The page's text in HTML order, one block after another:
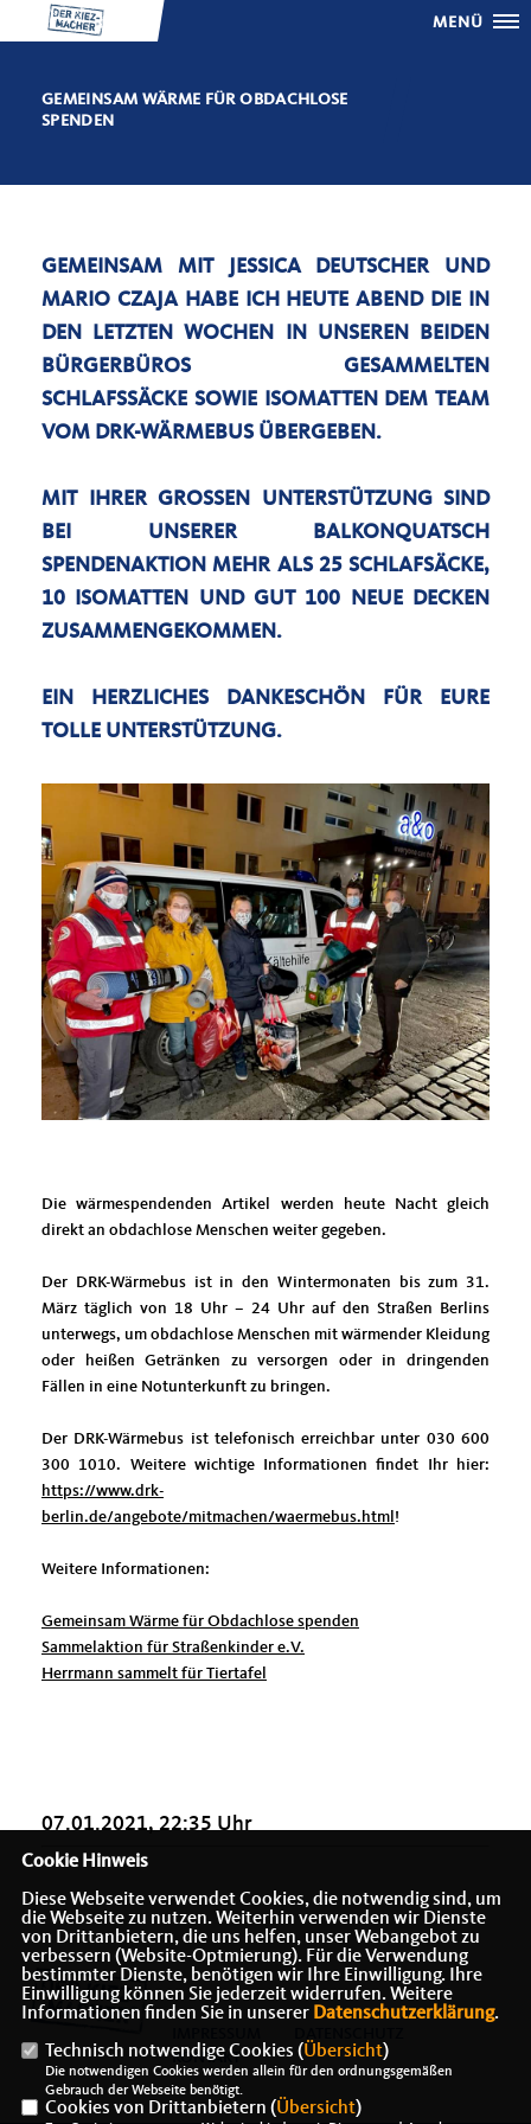
MENÜ
GEMEINSAM WÄRME FÜR OBDACHLOSE
SPENDEN
GEMEINSAM MIT JESSICA DEUTSCHER UND
MARIO CZAJA HABE ICH HEUTE ABEND DIE IN
DEN LETZTEN WOCHEN IN UNSEREN BEIDEN
BÜRGERBÜROS GESAMMELTEN
SCHLAFSSÄCKE SOWIE ISOMATTEN DEM TEAM
VOM DRK-WÄRMEBUS ÜBERGEBEN.
MIT IHRER GROSSEN UNTERSTÜTZUNG SIND B
EI UNSERER BALKONQUATSCH S
PENDENAKTION MEHR ALS 25 SCHLAFSÄCKE, 1
0 ISOMATTEN UND GUT 100 NEUE DECKEN Z
USAMMENGEKOMMEN.
EIN HERZLICHES DANKESCHÖN FÜR EURE
TOLLE UNTERSTÜTZUNG.
Die wärmespendenden Artikel werden heute Nacht gleich
direkt an obdachlose Menschen weiter gegeben.
Der DRK-Wärmebus ist in den Wintermonaten bis zum 31.
März täglich von 18 Uhr – 24 Uhr auf den Straßen Berlins
unterwegs, um obdachlose Menschen mit wärmender Kleidung
oder heißen Getränken zu versorgen oder in dringenden
Fällen in eine Notunterkunft zu bringen.
Der DRK-Wärmebus ist telefonisch erreichbar unter 030 600
300 1010. Weitere wichtige Informationen findet Ihr hier:
https://www.drk-
berlin.de/angebote/mitmachen/waermebus.html !
Weitere Informationen:
Gemeinsam Wärme für Obdachlose spenden
Sammelaktion für Straßenkinder e.V.
Herrmann sammelt für Tiertafel
07.01.2021, 22:35 Uhr
KONTAKT
Cookie Hinweis
Diese Webseite verwendet Cookies, die notwendig sind, um
die Webseite zu nutzen. Weiterhin verwenden wir Dienste
von Drittanbietern, die uns helfen, unser Webangebot zu
verbessern (Website-Optmierung). Für die Verwendung
bestimmter Dienste, benötigen wir Ihre Einwilligung. Ihre
Einwilligung können Sie jederzeit widerrufen. Weitere
Informationen finden Sie in unserer Datenschutzerklärung.
Technisch notwendige Cookies (Übersicht)
Die notwendigen Cookies werden allein für den ordnungsgemäßen
Gebrauch der Webseite benötigt.
Cookies von Drittanbietern (Übersicht)